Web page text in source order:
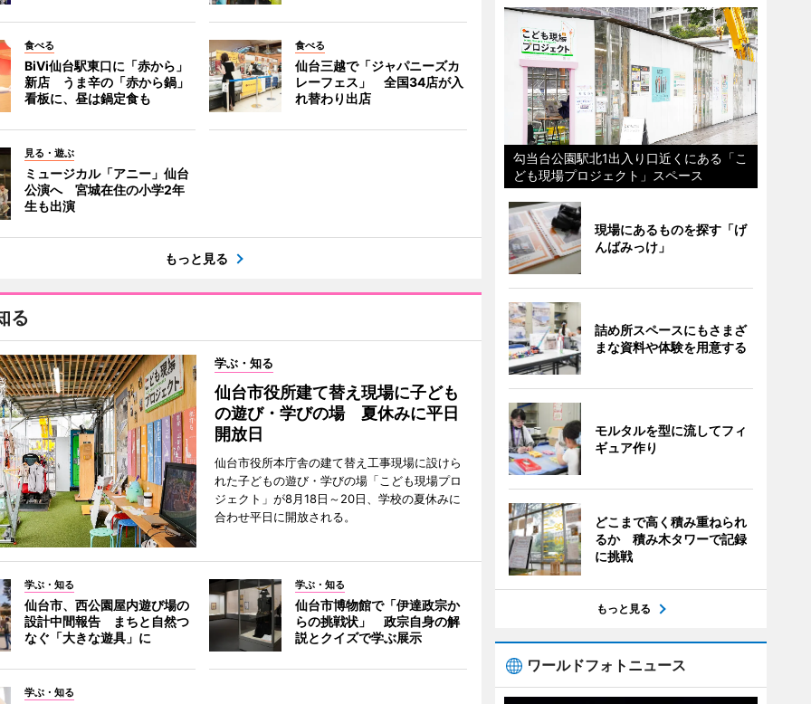
食べる
BiVi仙台駅東口に「赤から」
新店 うま辛の「赤から鍋」
看板に、昼は鍋定食も
食べる
仙台三越で「ジャパニーズカ
レーフェス」 全国34店が入
れ替わり出店
見る・遊ぶ
ミュージカル「アニー」仙台
公演へ 宮城在住の小学2年
生も出演
もっと見る
る
学ぶ・知る
仙台市役所建て替え現場に子ども
の遊び・学びの場 夏休みに平日
開放日
仙台市役所本庁舎の建て替え工事現場に設けら
れた子どもの遊び・学びの場「こども現場プロ
ジェクト」が8月18日～20日、学校の夏休みに
合わせ平日に開放される。
学ぶ・知る
仙台市、西公園屋内遊び場の
設計中間報告 まちと自然つ
なぐ「大きな遊具」に
学ぶ・知る
仙台市博物館で「伊達政宗か
らの挑戦状」 政宗自身の解
説とクイズで学ぶ展示
学ぶ・知る
勾当台公園駅北1出入り口近くにある「こ
ども現場プロジェクト」スペース
現場にあるものを探す「げ
んばみっけ」
詰め所スペースにもさまざ
まな資料や体験を用意する
モルタルを型に流してフィ
ギュア作り
どこまで高く積み重ねられ
るか 積み木タワーで記録
に挑戦
もっと見る
ワールドフォトニュース